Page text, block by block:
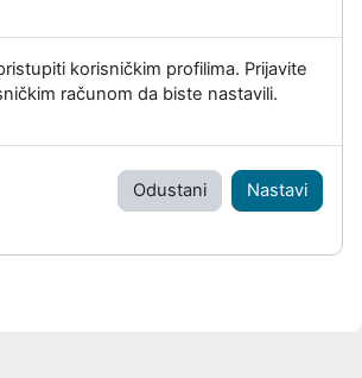
korisničkim profilima. Prijavite
računom da biste nastavili.
Odustani Nastavi